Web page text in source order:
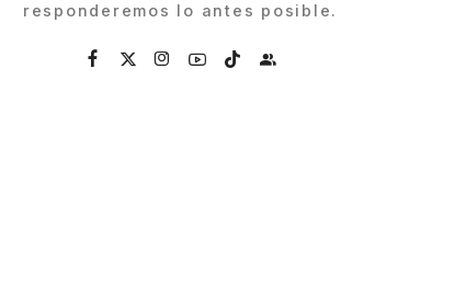
responderemos lo antes posible.